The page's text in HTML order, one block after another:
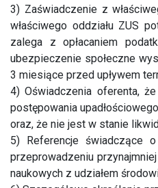
3) Zaświadczenie z
właściwego oddziału ZUS
zalega z opłacaniem
ubezpieczenie społeczne
3 miesiące przed upływem
4) Oświadczenia oferenta,
postępowania
oraz, że nie jest w stanie
5) Referencje świadczące
przeprowadzeniu
naukowych z udziałem